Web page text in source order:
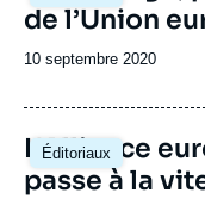
de l’Union
Date
publication
10 septembre 2020
Éditoriaux
Image
principale
L'Alliance
passe à la